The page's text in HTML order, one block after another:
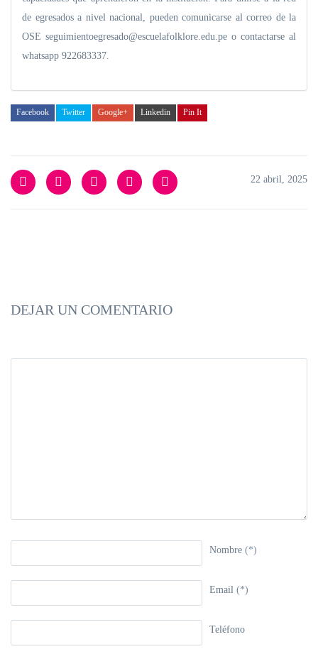
de egresados a nivel nacional, pueden comunicarse al correo de la
OSE seguimientoegresado@escuelafolklore.edu.pe o contactarse al
whatsapp 922683337.
Facebook Twitter Google+ Linkedin Pin It
22 abril, 2025
DEJAR UN COMENTARIO
Nombre (*)
Email (*)
Teléfono